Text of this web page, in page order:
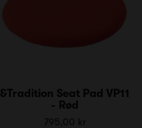
&Tradition Seat Pad VP11
- Rød
795,00 kr